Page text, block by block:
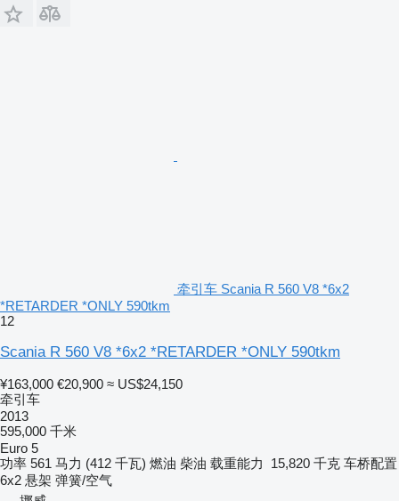
牵引车 Scania R 560 V8 *6x2
*RETARDER *ONLY 590tkm
12
Scania R 560 V8 *6x2 *RETARDER *ONLY 590tkm
¥163,000 €20,900 ≈ US$24,150
牵引车
2013
595,000 千米
Euro 5
功率 561 马力 (412 千瓦) 燃油 柴油 载重能力 15,820 千克 车桥配置
6x2 悬架 弹簧/空气